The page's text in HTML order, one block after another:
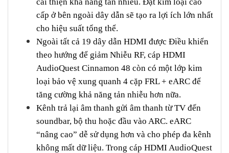
cấp ở bên ngoài dây dẫn sẽ tạo ra lợi ích lớn nhất
cho hiệu suất tổng thể.
Ngoài tất cả 19 dây dẫn HDMI được Điều khiển
theo hướng để giảm Nhiễu RF, cáp HDMI
AudioQuest Cinnamon 48 còn có một lớp kim
loại bảo vệ xung quanh 4 cặp FRL + eARC để
tăng cường khả năng tản nhiễu hơn nữa.
Kênh trả lại âm thanh gửi âm thanh từ TV đến
soundbar, bộ thu hoặc đầu vào ARC. eARC
“nâng cao” dễ sử dụng hơn và cho phép đa kênh
không mất dữ liệu. Trong cáp HDMI AudioQuest